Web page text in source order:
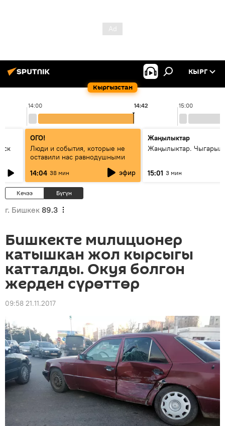
Кыргызстан
КЫРГ
14:00 15:00
14:42
ОГО!
Люди и события, которые не
оставили нас равнодушными
14:04 38 мин эфир
Жаңылыктар
Жаңылыктар.
15:01 3 мин
Кечээ Бүгүн
г. Бишкек 89.3
Бишкекте милиционер
катышкан жол кырсыгы
катталды. Окуя болгон
жерден сүрөттөр
09:58 21.11.2017